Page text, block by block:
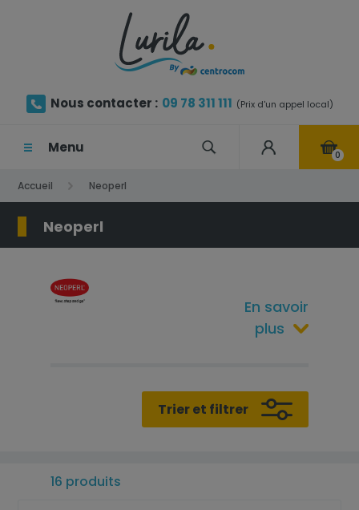
Nous contacter : 09 78 311 111 (Prix d'un appel local)
Menu 0
Accueil Neoperl
Neoperl
En savoir
plus
Trier et filtrer
16 produits